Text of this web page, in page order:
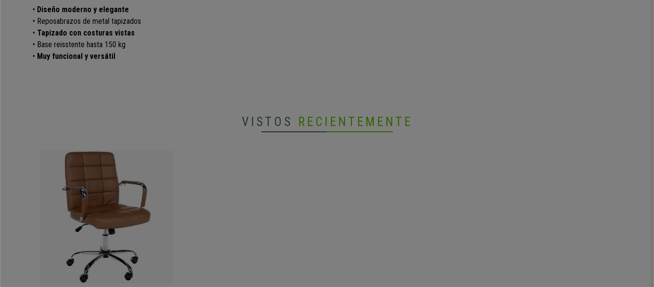
• Diseño moderno y elegante
• Reposabrazos de metal tapizados
• Tapizado con costuras vistas
• Base reisstente hasta 150 kg
• Muy funcional y versátil
VISTOS RECIENTEMENTE